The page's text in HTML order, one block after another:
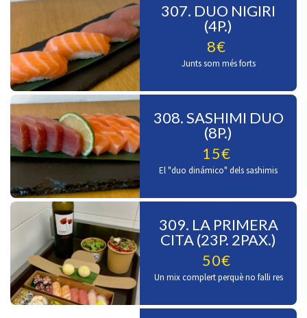
307. DUO NIGIRI
(4P.)
8€
Junts som més forts
308. SASHIMI DUO
(8P.)
15€
El "duo dinámico" dels sashimis
309. LA PRIMERA
CITA (23P. 2PAX.)
50€
Un mix complert perquè no falli res